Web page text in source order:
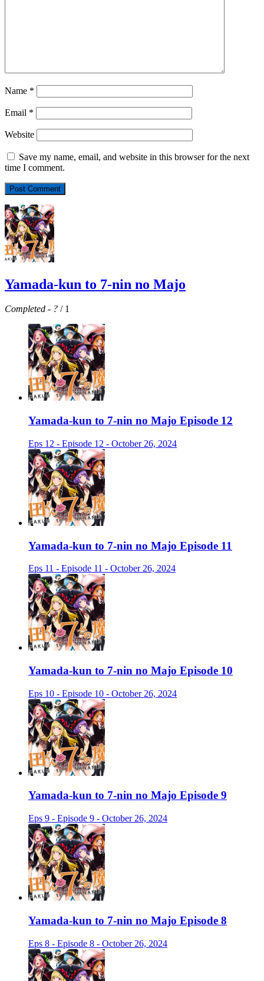
Name *
Email *
Website
Save my name, email, and website in this browser for the next
time I comment.
Yamada-kun to 7-nin no Majo
Completed - ? / 1
Yamada-kun to 7-nin no Majo Episode 12
Eps 12 - Episode 12 - October 26, 2024
Yamada-kun to 7-nin no Majo Episode 11
Eps 11 - Episode 11 - October 26, 2024
Yamada-kun to 7-nin no Majo Episode 10
Eps 10 - Episode 10 - October 26, 2024
Yamada-kun to 7-nin no Majo Episode 9
Eps 9 - Episode 9 - October 26, 2024
Yamada-kun to 7-nin no Majo Episode 8
Eps 8 - Episode 8 - October 26, 2024